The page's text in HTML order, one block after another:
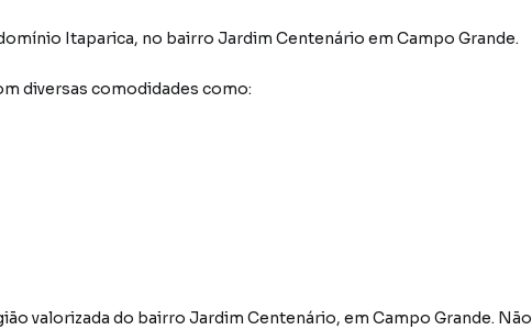
Itaparica, no bairro Jardim Centenário em Campo Grande.
diversas comodidades como:
valorizada do bairro Jardim Centenário, em Campo Grande. Não